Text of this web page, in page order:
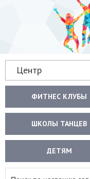
Центр
ФИТНЕС КЛУБЫ
ШКОЛЫ ТАНЦЕВ
ДЕТЯМ